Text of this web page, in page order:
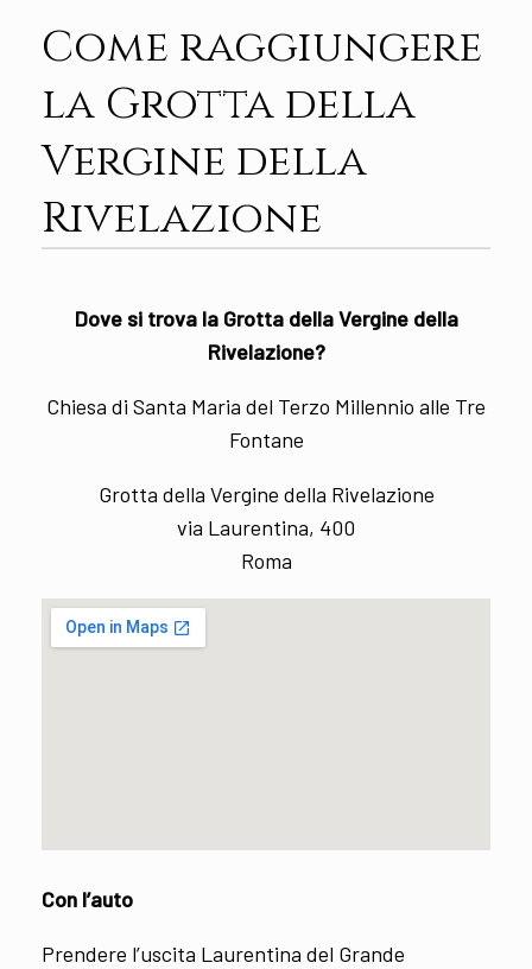
Come raggiungere
la Grotta della
Vergine della
Rivelazione
Dove si trova la Grotta della Vergine della
Rivelazione?
Chiesa di Santa Maria del Terzo Millennio alle Tre
Fontane
Grotta della Vergine della Rivelazione
via Laurentina, 400
Roma
Con l’auto
Prendere l’uscita Laurentina del Grande